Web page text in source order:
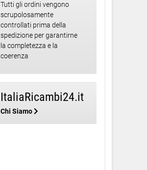
Tutti gli ordini vengono
scrupolosamente
controllati prima della
spedizione per garantirne
la completezza e la
coerenza
ItaliaRicambi24.it
Chi Siamo